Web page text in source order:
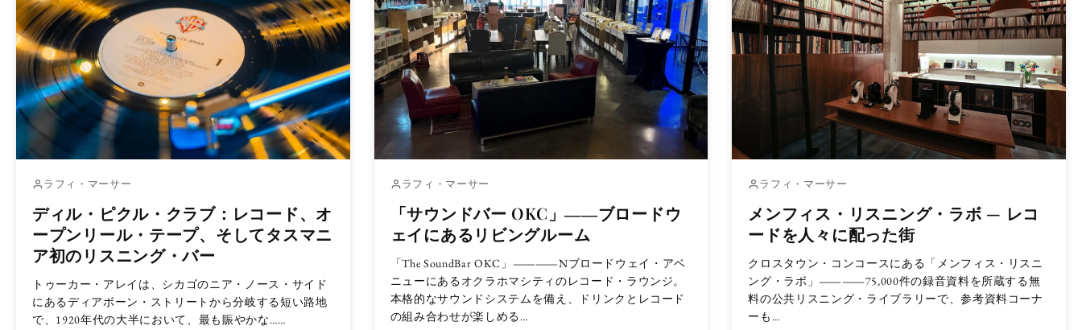
ラフィ・マーサー
ディル・ピクル・クラブ：レコード、オ
ープンリール・テープ、そしてタスマニ
ア初のリスニング・バー
トゥーカー・アレイは、シカゴのニア・ノース・サイド
にあるディアボーン・ストリートから分岐する短い路地
で、1920年代の大半において、最も賑やかな……
ラフィ・マーサー
「サウンドバー OKC」――ブロードウ
ェイにあるリビングルーム
「The SoundBar OKC」――Nブロードウェイ・アベ
ニューにあるオクラホマシティのレコード・ラウンジ。
本格的なサウンドシステムを備え、ドリンクとレコード
の組み合わせが楽しめる…
ラフィ・マーサー
メンフィス・リスニング・ラボ — レコ
ードを人々に配った街
クロスタウン・コンコースにある「メンフィス・リスニ
ング・ラボ」――75,000件の録音資料を所蔵する無
料の公共リスニング・ライブラリーで、参考資料コーナ
ーも…